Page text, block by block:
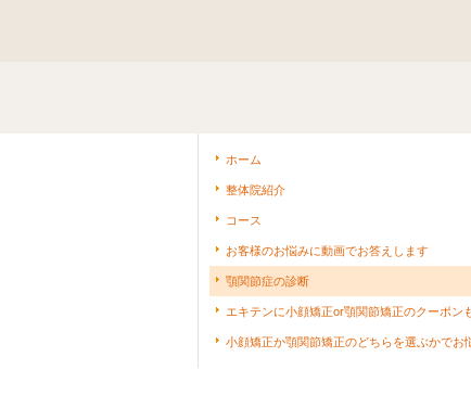
ホーム
整体院紹介
コース
お客様のお悩みに動画でお答えします
顎関節症の診断
エキテンに小顔矯正or顎関節矯正のクーポン
小顔矯正か顎関節矯正のどちらを選ぶかでお